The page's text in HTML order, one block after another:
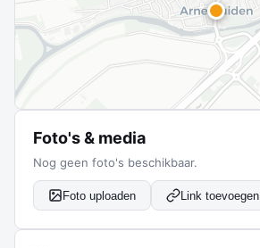
Foto's & media
Nog geen foto's beschikbaar.
Foto uploaden Link toevoegen